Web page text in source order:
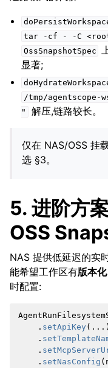
tar -cf - -C
OssSnapshotSpec
显著;
/tmp/agentscope-
"
解压,链路较长。
仅在 NAS/OSS 挂
选 §3。
5. 进阶方
OSS
NAS 提供低延迟的实
能希望工作区有版本
时配置:
. setApiKey
.
.
. setNasConfig (